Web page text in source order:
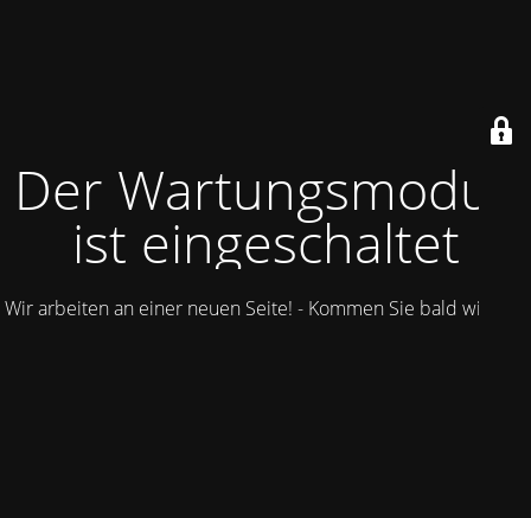
Der Wartungsmodus
ist eingeschaltet
Wir arbeiten an einer neuen Seite! - Kommen Sie bald wieder.